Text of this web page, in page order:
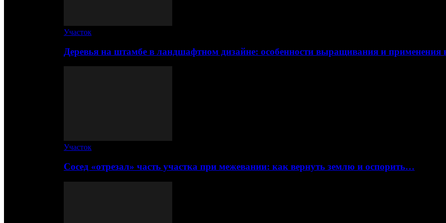
Участок
Деревья на штамбе в ландшафтном дизайне: особенности выращивания и
Участок
Сосед «отрезал» часть участка при межевании: как вернуть землю и оспорить…